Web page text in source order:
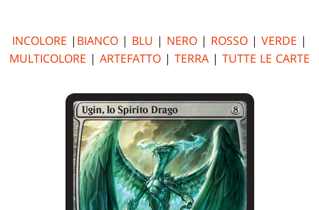
INCOLORE | BIANCO | BLU | NERO | ROSSO | VERDE |
MULTICOLORE | ARTEFATTO | TERRA | TUTTE LE CARTE